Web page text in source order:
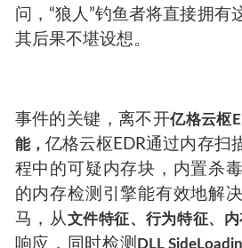
问，“狼人”钓鱼者将直接拥有
其后果不堪设想。
事件的关键，离不开亿格云枢
能， 亿格云枢EDR通过内存扫
程中的可疑内存块，内置杀
的内存检测引擎能有效地解
马，从文件特征、行为特征、
响应，同时检测 DLL